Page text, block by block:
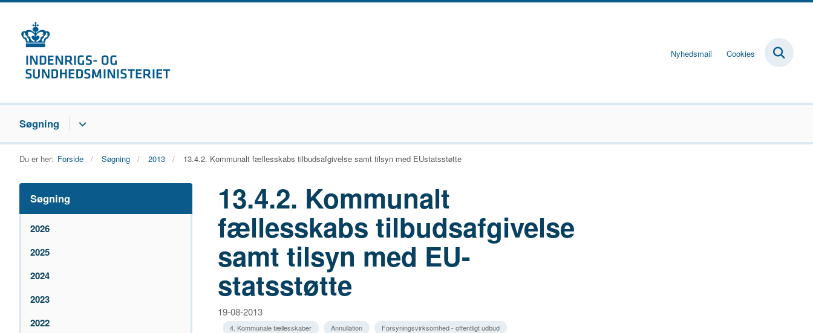
Nyhedsmail Cookies
Søgning
Du er her: Forside Søgning 2013 13.4.2. Kommunalt fællesskabs tilbudsafgivelse samt tilsyn med EUstatsstøtte
Søgning
2026
2025
2024
2023
2022
13.4.2. Kommunalt
fællesskabs tilbudsafgivelse
samt tilsyn med EU-
statsstøtte
19-08-2013
4. Kommunale fællesskaber Annullation
Forsyningsvirksomhed - offentligt udbud